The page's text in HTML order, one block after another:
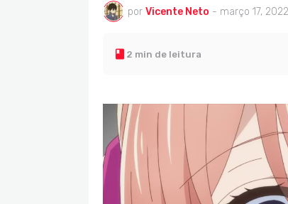
por Vicente Neto - março 17, 2022
2 min de leitura